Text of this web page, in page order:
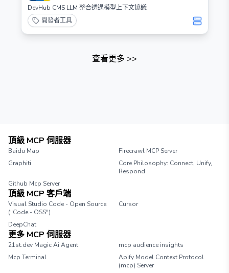
DevHub CMS LLM 整合透過模型上下文協議
開發者工具
查看更多 >>
頂級 MCP 伺服器
Baidu Map
Firecrawl MCP Server
Graphiti
Core Philosophy: Connect, Unify,
Respond
Github Mcp Server
頂級 MCP 客戶端
Visual Studio Code - Open Source
("Code - OSS")
Cursor
DeepChat
更多 MCP 伺服器
21st.dev Magic Ai Agent
mcp audience insights
Mcp Terminal
Apify Model Context Protocol
(mcp) Server